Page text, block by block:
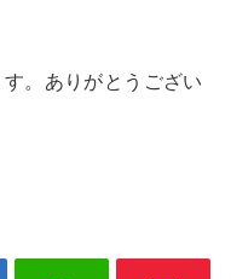
。ありがとうござい